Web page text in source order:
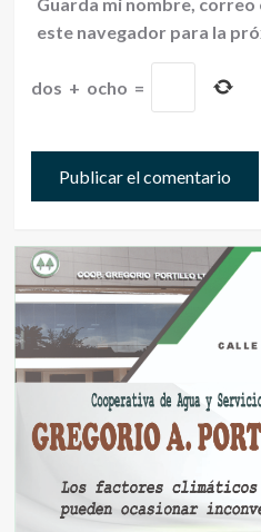
Guarda mi nombre,
este navegador para la
dos + ocho =